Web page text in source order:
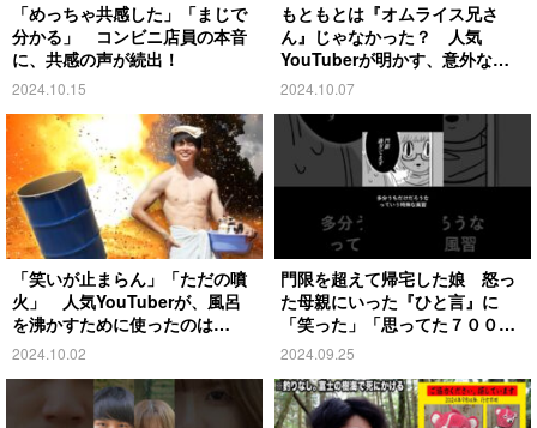
「めっちゃ共感した」「まじで
分かる」 コンビニ店員の本音
に、共感の声が続出！
2024.10.15
もともとは『オムライス兄さ
ん』じゃなかった？ 人気
YouTuberが明かす、意外な過
去とは
2024.10.07
「笑いが止まらん」「ただの噴
火」 人気YouTuberが、風呂
を沸かすために使ったのは…
2024.10.02
門限を超えて帰宅した娘 怒っ
た母親にいった『ひと言』に
「笑った」「思ってた７００倍
特殊」
2024.09.25